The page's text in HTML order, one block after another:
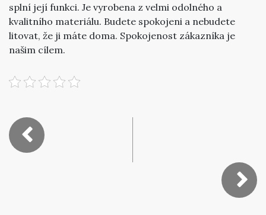
splní její funkci. Je vyrobena z velmi odolného a
kvalitního materiálu. Budete spokojeni a nebudete
litovat, že ji máte doma. Spokojenost zákazníka je
našim cílem.